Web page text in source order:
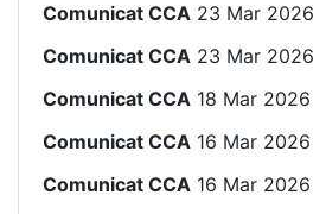
Comunicat CCA 23 Mar 2026
Comunicat CCA 23 Mar 2026
Comunicat CCA 18 Mar 2026
Comunicat CCA 16 Mar 2026
Comunicat CCA 16 Mar 2026